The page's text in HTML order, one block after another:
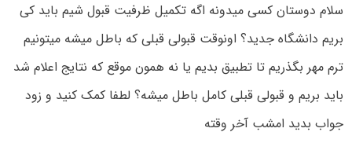
سلام دوستان کسی میدونه اگه تکمیل ظرفیت قبول شیم باید کی
بریم دانشگاه جدید؟ اونوقت قبولی قبلی که باطل میشه میتونیم
ترم مهر بگذریم تا تطبیق بدیم یا نه همون موقع که نتایج اعلام شد
باید بریم و قبولی قبلی کامل باطل میشه؟ لطفا کمک کنید و زود
جواب بدید امشب آخر وقته